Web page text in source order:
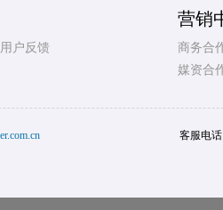
用户反馈
营销
商务合
媒资合
客服电